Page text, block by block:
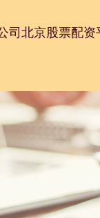
司北京股票配资